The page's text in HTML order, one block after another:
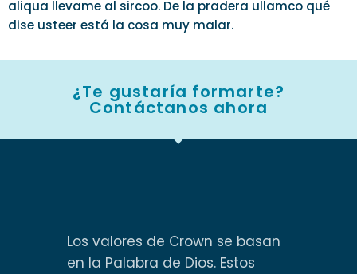
aliqua llevame al sircoo. De la pradera ullamco qué
dise usteer está la cosa muy malar.
¿Te gustaría formarte?
Contáctanos ahora
Los valores de Crown se basan
en la Palabra de Dios. Estos